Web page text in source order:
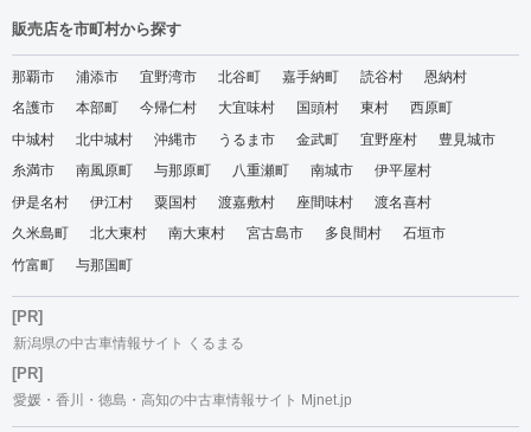
販売店を市町村から探す
那覇市 浦添市 宜野湾市 北谷町 嘉手納町 読谷村
恩納村
名護市
本部町 今帰仁村 大宜味村 国頭村 東村
西原町
中城村
北中城村 沖縄市 うるま市 金武町 宜野座村
豊見城市
糸満市
南風原町 与那原町 八重瀬町 南城市
伊平屋村
伊是名村
伊江村 粟国村 渡嘉敷村 座間味村
渡名喜村
久米島町
北大東村 南大東村 宮古島市 多良間村
石垣市
竹富町
与那国町
[PR]
新潟県の中古車情報サイト くるまる
[PR]
愛媛・香川・徳島・高知の中古車情報サイト Mjnet.jp